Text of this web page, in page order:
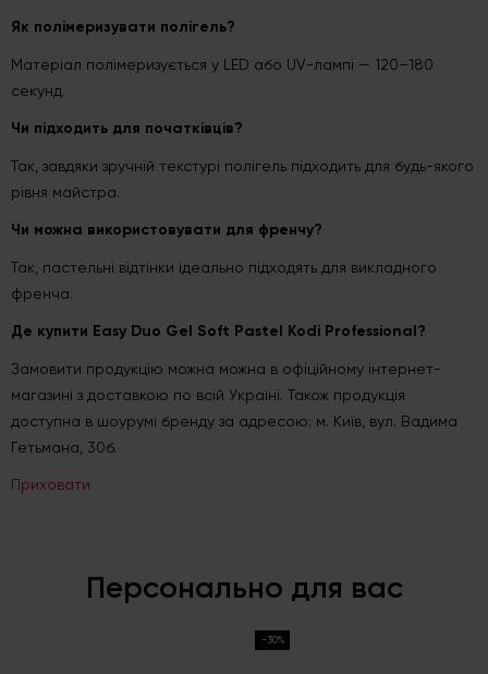
Як полімеризувати полігель?
Матеріал полімеризується у LED або UV-лампі — 120–180
секунд.
Чи підходить для початківців?
Так, завдяки зручній текстурі полігель підходить для будь-якого
рівня майстра.
Чи можна використовувати для френчу?
Так, пастельні відтінки ідеально підходять для викладного
френча.
Де купити Easy Duo Gel Soft Pastel Kodi Professional?
Замовити продукцію можна можна в офіційному інтернет-
магазині з доставкою по всій Україні. Також продукція
доступна в шоурумі бренду за адресою: м. Київ, вул. Вадима
Гетьмана, 30б.
Приховати
Персонально для вас
-30%